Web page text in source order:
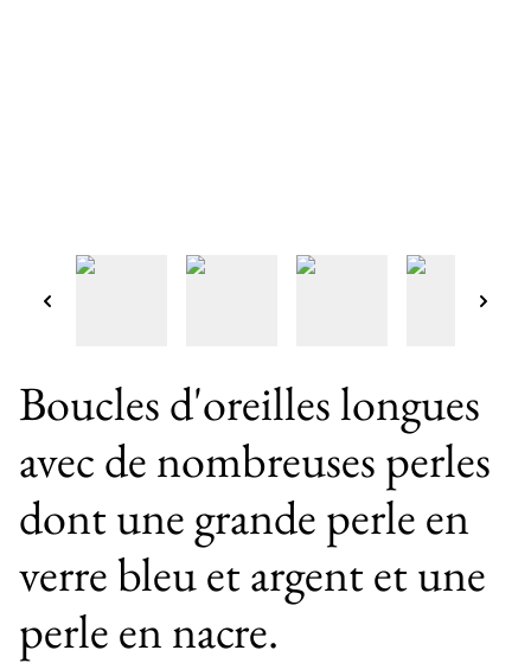
Boucles d'oreilles longues
avec de nombreuses perles
dont une grande perle en
verre bleu et argent et une
perle en nacre.